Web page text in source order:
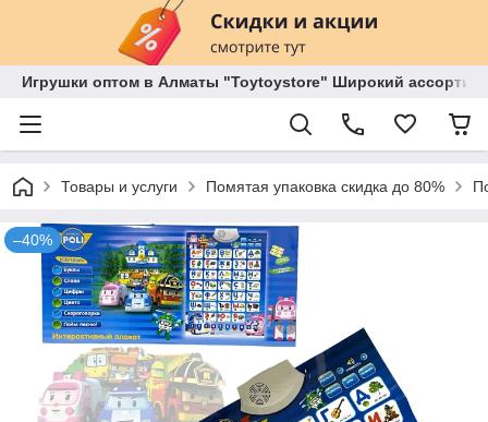
Игрушки оптом в Алматы "Toytoystore" Широкий
Товары и услуги Помятая упаковка скидка до 80%
–40%